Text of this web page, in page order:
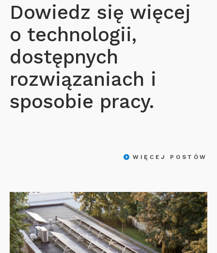
Dowiedz się więcej
o technologii,
dostępnych
rozwiązaniach i
sposobie pracy.
WIĘCEJ POSTÓW